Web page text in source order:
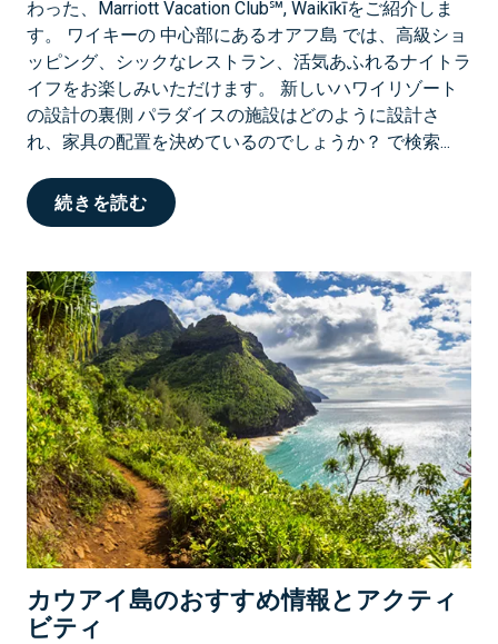
わった、Marriott Vacation Club℠, Waikīkīをご紹介しま
す。 ワイキーの 中心部にあるオアフ島 では、高級ショ
ッピング、シックなレストラン、活気あふれるナイトラ
イフをお楽しみいただけます。 新しいハワイリゾート
の設計の裏側 パラダイスの施設はどのように設計さ
れ、家具の配置を決めているのでしょうか？ で検索...
続きを読む
ロ
、
オ
ア
フ
島
カウアイ島のおすすめ情報とアクティ
ビティ